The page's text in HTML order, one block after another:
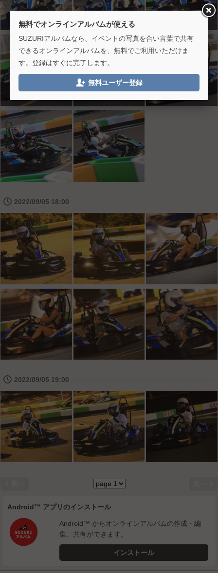
🕔 2022/09/05 18:00
🕔 2022/09/05 19:00
Android™ アプリのインストール
Android™ からオンラインアルバムの作成・編
集、共有ができます。
インストール
無料でオンラインアルバムが使える
SUZURIアルバムなら、イベントの写真を合い言葉で共有
できるオンラインアルバムを、無料でご利用いただけま
す。登録はすぐに完了します。
 無料ユーザー登録